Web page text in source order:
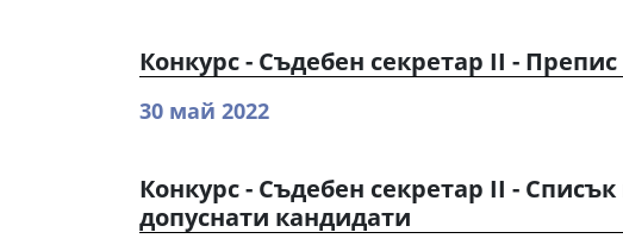
Конкурс - Съдебен секретар II -
30 май 2022
Конкурс - Съдебен секретар II - Списък
допуснати кандидати